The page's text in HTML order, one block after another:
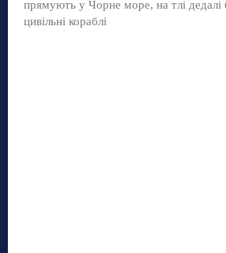
прямують у Чорне море, на тлі дедалі
цивільні кораблі